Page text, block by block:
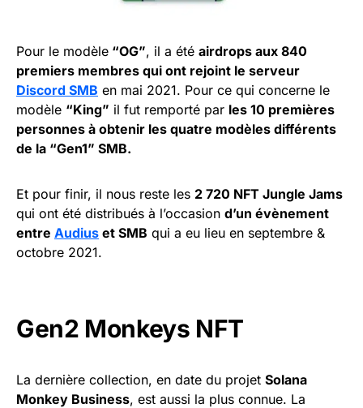
Pour le modèle “OG”, il a été airdrops aux 840
premiers membres qui ont rejoint le serveur
Discord SMB en mai 2021. Pour ce qui concerne le
modèle “King” il fut remporté par les 10 premières
personnes à obtenir les quatre modèles différents
de la “Gen1” SMB.
Et pour finir, il nous reste les 2 720 NFT Jungle Jams
qui ont été distribués à l’occasion d’un évènement
entre Audius et SMB qui a eu lieu en septembre &
octobre 2021.
Gen2 Monkeys NFT
La dernière collection, en date du projet Solana
Monkey Business, est aussi la plus connue. La